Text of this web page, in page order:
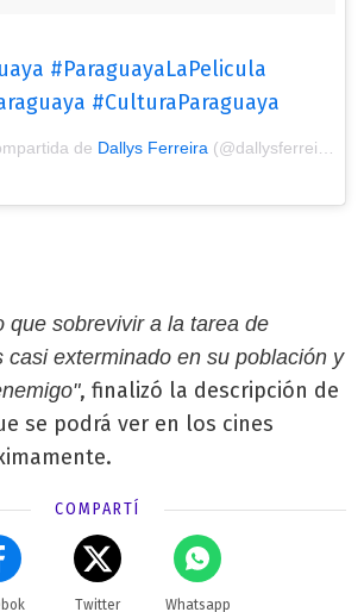
#ParaguayaLaPelicula
#CulturaParaguaya
de Dallys Ferreira (@dallysferreira) el
que sobrevivir a la tarea de
casi exterminado en su población y
, finalizó la descripción de
se podrá ver en los cines
COMPARTÍ
Twitter Whatsapp